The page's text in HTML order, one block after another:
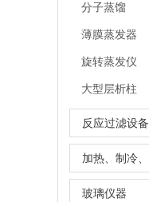
分子蒸馏
薄膜蒸发器
旋转蒸发仪
大型层析柱
反应过滤设备
玻璃仪器